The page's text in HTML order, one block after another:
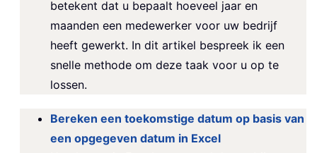
betekent dat u bepaalt hoeveel jaar en
maanden een medewerker voor uw bedrijf
heeft gewerkt. In dit artikel bespreek ik een
snelle methode om deze taak voor u op te
lossen.
Bereken een toekomstige datum op basis van
een opgegeven datum in Excel